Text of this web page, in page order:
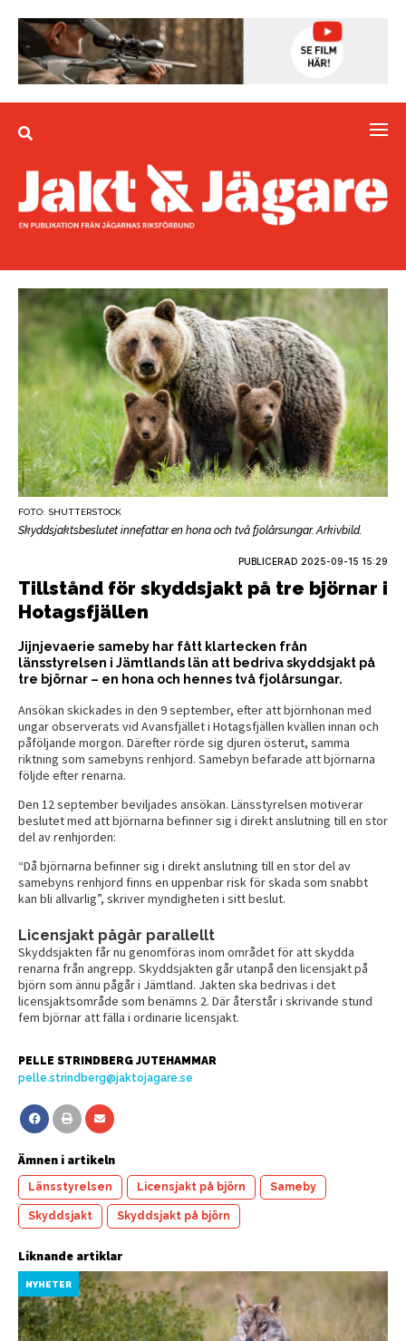
FOTO: SHUTTERSTOCK
Skyddsjaktsbeslutet innefattar en hona och två fjolårsungar. Arkivbild.
PUBLICERAD 2025-09-15 15:29
Tillstånd för skyddsjakt på tre björnar i
Hotagsfjällen
Jijnjevaerie sameby har fått klartecken från
länsstyrelsen i Jämtlands län att bedriva skyddsjakt på
tre björnar – en hona och hennes två fjolårsungar.
Ansökan skickades in den 9 september, efter att björnhonan med
ungar observerats vid Avansfjället i Hotagsfjällen kvällen innan och
påföljande morgon. Därefter rörde sig djuren österut, samma
riktning som samebyns renhjord. Samebyn befarade att björnarna
följde efter renarna.
Den 12 september beviljades ansökan. Länsstyrelsen motiverar
beslutet med att björnarna befinner sig i direkt anslutning till en stor
del av renhjorden:
“Då björnarna befinner sig i direkt anslutning till en stor del av
samebyns renhjord finns en uppenbar risk för skada som snabbt
kan bli allvarlig”, skriver myndigheten i sitt beslut.
Licensjakt pågår parallellt
Skyddsjakten får nu genomföras inom området för att skydda
renarna från angrepp. Skyddsjakten går utanpå den licensjakt på
björn som ännu pågår i Jämtland. Jakten ska bedrivas i det
licensjaktsområde som benämns 2. Där återstår i skrivande stund
fem björnar att fälla i ordinarie licensjakt.
PELLE STRINDBERG JUTEHAMMAR
pelle.strindberg@jaktojagare.se
Ämnen i artikeln
Länsstyrelsen Licensjakt på björn Sameby
Skyddsjakt Skyddsjakt på björn
Liknande artiklar
NYHETER